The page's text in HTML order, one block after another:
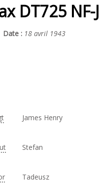
DT725 NF-J
Date : 18 avril 1943
James Henry
Stefan
Tadeusz